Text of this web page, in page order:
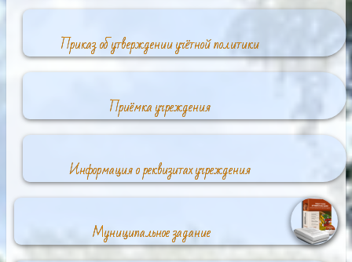
Приказ об утверждении учётной политики
Приёмка учреждения
Информация о реквизитах учреждения
Муниципальное задание